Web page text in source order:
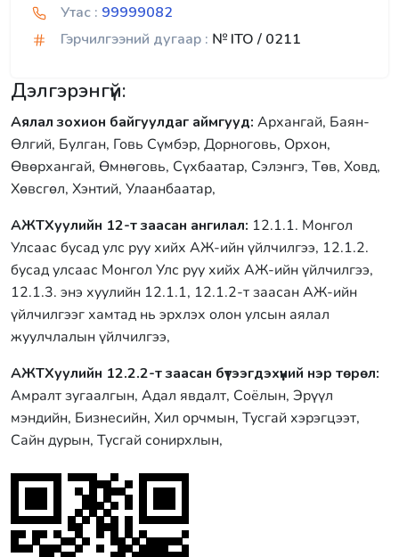
Утас : 99999082
Гэрчилгээний дугаар : № ITO / 0211
Дэлгэрэнгүй:
Аялал зохион байгуулдаг аймгууд: Архангай, Баян-
Өлгий, Булган, Говь Сүмбэр, Дорноговь, Орхон,
Өвөрхангай, Өмнөговь, Сүхбаатар, Сэлэнгэ, Төв, Ховд,
Хөвсгөл, Хэнтий, Улаанбаатар,
АЖТХуулийн 12-т заасан ангилал: 12.1.1. Монгол
Улсаас бусад улс руу хийх АЖ-ийн үйлчилгээ, 12.1.2.
бусад улсаас Монгол Улс руу хийх АЖ-ийн үйлчилгээ,
12.1.3. энэ хуулийн 12.1.1, 12.1.2-т заасан АЖ-ийн
үйлчилгээг хамтад нь эрхлэх олон улсын аялал
жуулчлалын үйлчилгээ,
АЖТХуулийн 12.2.2-т заасан бүтээгдэхүүний нэр төрөл:
Амралт зугаалгын, Адал явдалт, Соёлын, Эрүүл
мэндийн, Бизнесийн, Хил орчмын, Тусгай хэрэгцээт,
Сайн дурын, Тусгай сонирхлын,